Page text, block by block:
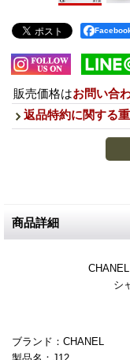
販売価格はお問い合
返品特約に関する
商品詳細
シ
ブランド：CHANEL